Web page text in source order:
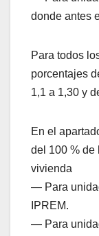
donde antes
Para todos
porcentajes
1,1 a 1,30 y
En el
del 100 % de
vivienda
— Para
IPREM.
— Para